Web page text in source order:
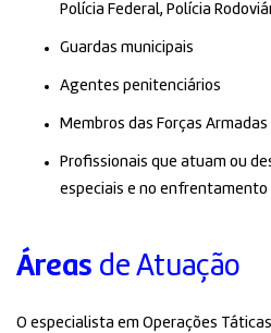
Polícia Federal, Polícia
Guardas municipais
Agentes penitenciários
Membros das Forças Armadas
Profissionais que atuam ou
especiais e no
Áreas de Atuação
O especialista em Operações